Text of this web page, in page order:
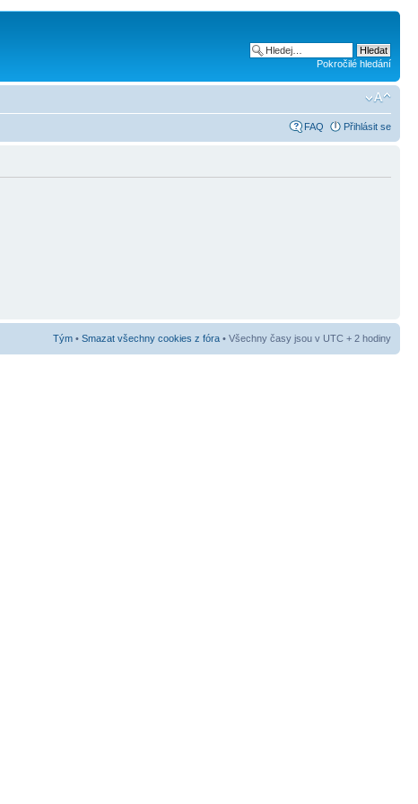
Pokročilé hledání
FAQ Přihlásit se
Tým • Smazat všechny cookies z fóra • Všechny časy jsou v UTC + 2 hodiny